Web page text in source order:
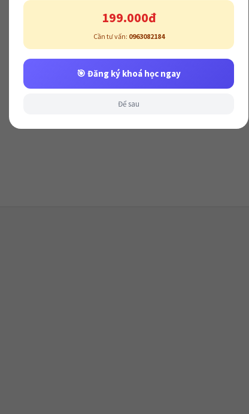
199.000đ
Cần tư vấn: 0963082184
🎯 Đăng ký khoá học ngay
Để sau